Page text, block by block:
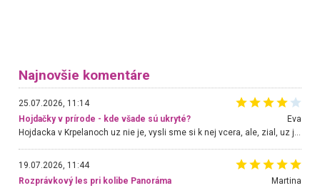
Najnovšie komentáre
25.07.2026, 11:14
Hojdačky v prírode - kde všade sú ukryté?
Eva
Hojdacka v Krpelanoch uz nie je, vysli sme si k nej vcera, ale, zial, uz je znicena. Ak sem planujete cestu len kvoli hojdacke, mozete si ju usetrit. Krasny vyhlad je tu vsak aj bez hojdacky :-)
19.07.2026, 11:44
Rozprávkový les pri kolibe Panoráma
Martina